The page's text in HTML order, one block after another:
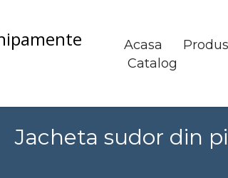
Acasa
Catalog
Jacheta sudor din